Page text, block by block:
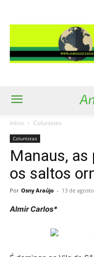
Início Colunistas
Colunistas
Manaus, as
os saltos
Por Osny Araújo - 13 de
Almir Carlos*